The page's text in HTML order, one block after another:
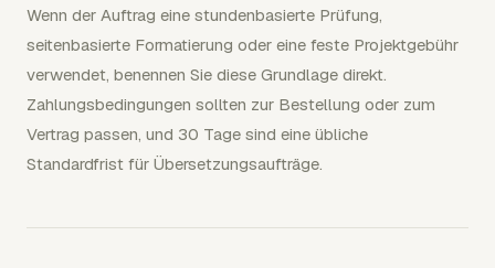
Wenn der Auftrag eine stundenbasierte Prüfung,
seitenbasierte Formatierung oder eine feste Projektgebühr
verwendet, benennen Sie diese Grundlage direkt.
Zahlungsbedingungen sollten zur Bestellung oder zum
Vertrag passen, und 30 Tage sind eine übliche
Standardfrist für Übersetzungsaufträge.